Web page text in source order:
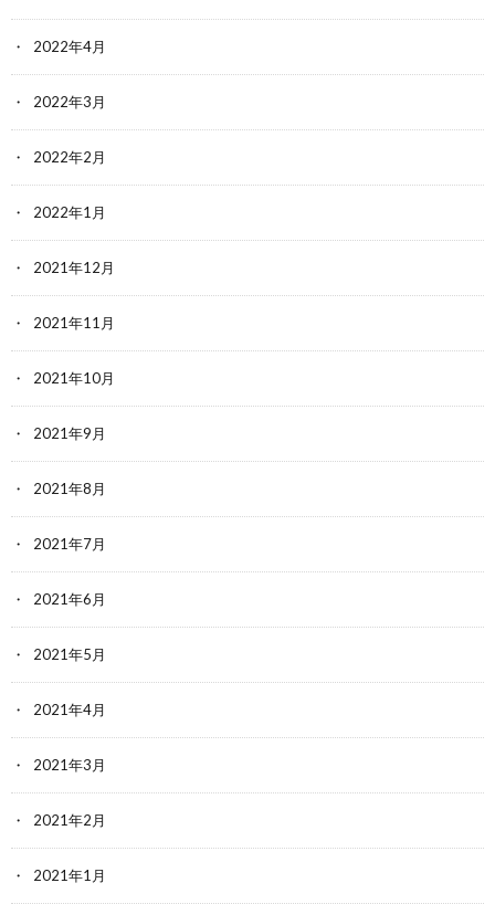
2022年4月
2022年3月
2022年2月
2022年1月
2021年12月
2021年11月
2021年10月
2021年9月
2021年8月
2021年7月
2021年6月
2021年5月
2021年4月
2021年3月
2021年2月
2021年1月